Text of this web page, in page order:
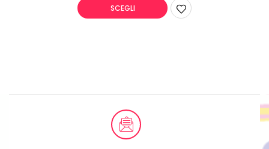
SCEGLI